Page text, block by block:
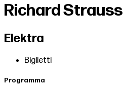
Richard Strauss
Elektra
Biglietti
Programma